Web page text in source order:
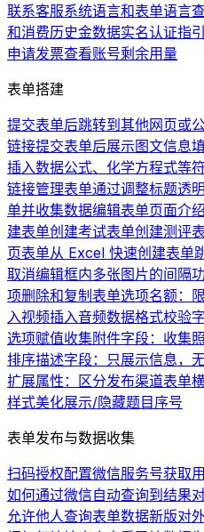
联系客服系统语言和表单语言
和消费历史金数据实名认证指引
申请发票查看账号剩余用量
表单搭建
提交表单后跳转到其他网页或
链接提交表单后展示图文信息
插入数据公式、化学方程式等
链接管理表单通过调整标题透
单并收集数据编辑表单页面介绍
建表单创建考试表单创建测评
页表单从 Excel 快速创建表单
取消编辑框内多张图片的间隔
项删除和复制表单选项名额：
入视频插入音频数据格式校验
选项赋值收集附件字段：收集
排序描述字段：只展示信息，
扩展属性：区分发布渠道表单
样式美化展示/隐藏题目序号
表单发布与数据收集
扫码授权配置微信服务号获取
如何通过微信自动查询到结果
允许他人查询表单数据新版对